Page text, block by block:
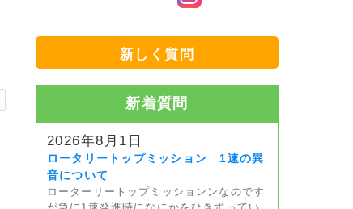
新しく質問
新着質問
2026年8月1日
ロータリートップミッション 1速の異
音について
ローターリートップミッションンなのです